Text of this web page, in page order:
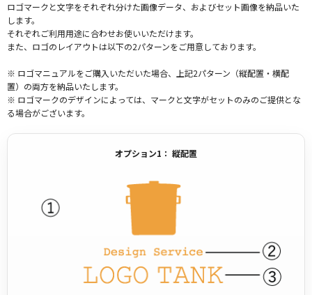
ロゴマークと文字をそれぞれ分けた画像データ、およびセット画像を納品いた
します。
それぞれご利用用途に合わせお使いいただけます。
また、ロゴのレイアウトは以下の2パターンをご用意しております。
※ ロゴマニュアルをご購入いただいた場合、上記2パターン（縦配置・横配
置）の両方を納品いたします。
※ ロゴマークのデザインによっては、マークと文字がセットのみのご提供とな
る場合がございます。
オプション1： 縦配置